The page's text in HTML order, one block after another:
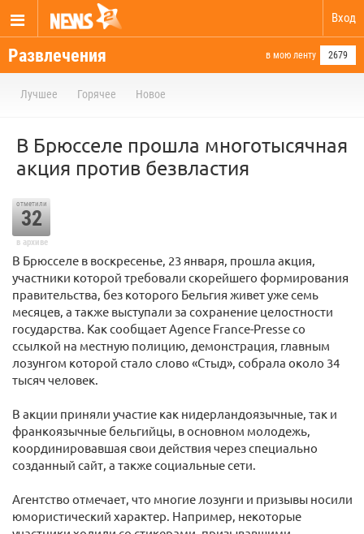
Вход
Развлечения в мою ленту 2679
Лучшее Горячее Новое
В Брюсселе прошла многотысячная
акция против безвластия
отметили
32
в архиве
В Брюсселе в воскресенье, 23 января, прошла акция,
участники которой требовали скорейшего формирования
правительства, без которого Бельгия живет уже семь
месяцев, а также выступали за сохранение целостности
государства. Как сообщает Agence France-Presse со
ссылкой на местную полицию, демонстрация, главным
лозунгом которой стало слово «Стыд», собрала около 34
тысяч человек.
В акции приняли участие как нидерландоязычные, так и
франкоязычные бельгийцы, в основном молодежь,
координировавшая свои действия через специально
созданный сайт, а также социальные сети.
Агентство отмечает, что многие лозунги и призывы носили
юмористический характер. Например, некоторые